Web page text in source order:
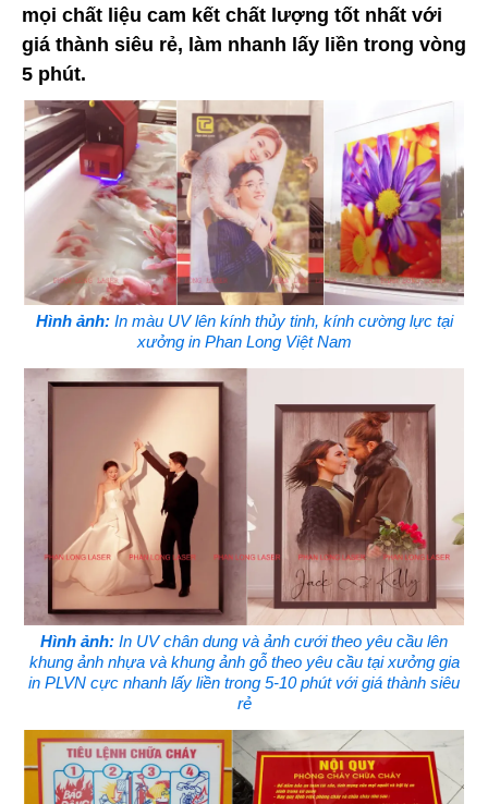
mọi chất liệu cam kết chất lượng tốt nhất với
giá thành siêu rẻ, làm nhanh lấy liền trong vòng
5 phút.
Hình ảnh:In màu UV lên kính thủy tinh, kính cường lực tại
xưởng in Phan Long Việt Nam
Hình ảnh: In UV chân dung và ảnh cưới theo yêu cầu lên
khung ảnh nhựa và khung ảnh gỗ theo yêu cầu tại xưởng gia
in PLVN cực nhanh lấy liền trong 5-10 phút với giá thành siêu
rẻ